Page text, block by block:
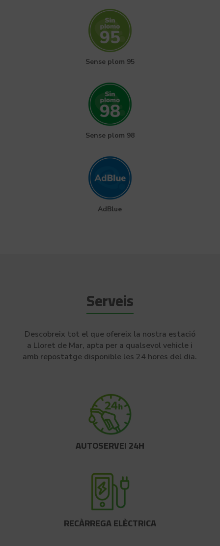
Sense plom 95
Sense plom 98
AdBlue
Serveis
Descobreix tot el que ofereix la nostra estació
a Lloret de Mar, apta per a qualsevol vehicle i
amb repostatge disponible les 24 hores del dia.
AUTOSERVEI 24H
RECÀRREGA ELÈCTRICA